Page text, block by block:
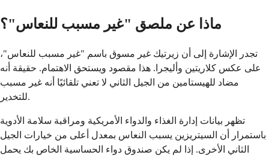
ماذا عن ملصق "غير مسبب للنعاس"؟
تجدر الإشارة إلى أن زيرتيك غير مسوق باسم "غير مسبب للنعاس"،
على عكس كلاريتين وأليجرا. هذا مقصود ويستحق الاهتمام. حقيقة أنه
مضاد للهيستامين من الجيل الثاني لا تعني تلقائيًا أنه غير مسبب
للتخدير.
تظهر بيانات إدارة الغذاء والدواء الأمريكية ومراقبة سلامة الأدوية
باستمرار أن السيتريزين يسبب النعاس بمعدل أعلى من خيارات الجيل
الثاني الأخرى. إذا لم يكن صندوق دواء الحساسية الخاص بك يحمل